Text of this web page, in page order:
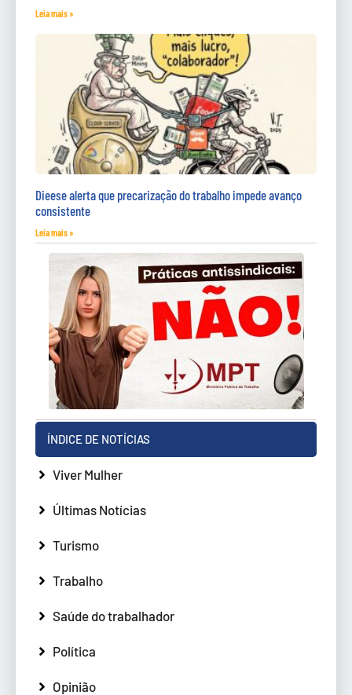
Leia mais »
Dieese alerta que precarização do trabalho impede avanço
consistente
Leia mais »
ÍNDICE DE NOTÍCIAS
Viver Mulher
Últimas Notícias
Turismo
Trabalho
Saúde do trabalhador
Política
Opinião